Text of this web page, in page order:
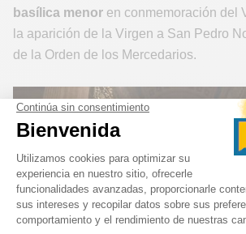
basílica menor en conmemoración del
la aparición de la Virgen a San Pedro
de la Orden de los Mercedarios.